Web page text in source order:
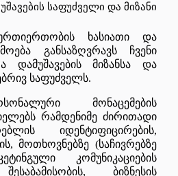
საფუძველი და მიზანი
ხასიათი და
განსაზღვრავს ჩვენი
დამუშავების მიზანსა და
საფუძველს.
მონაცემების
რამდენიმე ძირითადი
იდენტიფიცირების,
მოთხოვნებზე (საჩივრებზე
კომუნიკაციების
ბიზნესის